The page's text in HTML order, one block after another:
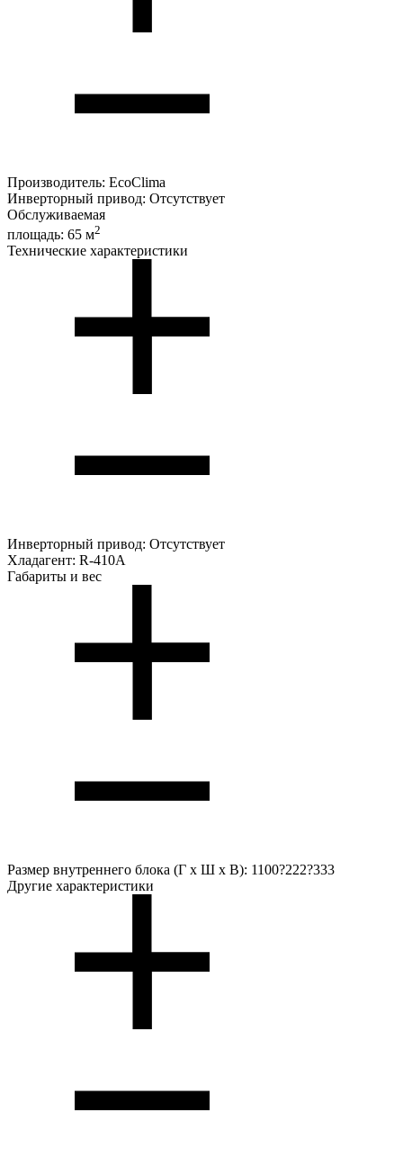
Производитель: EcoClima
Инверторный привод: Отсутствует
Обслуживаемая
площадь: 65 м2
Технические характеристики
Инверторный привод: Отсутствует
Хладагент: R-410A
Габариты и вес
Размер внутреннего блока (Г х Ш х В): 1100?222?333
Другие характеристики